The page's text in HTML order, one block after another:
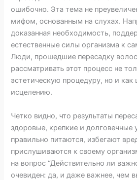
ошибочно. Эта тема не
мифом, основанным на слухах.
доказанная необходимость,
естественные силы организма к
Люди, прошедшие пересадку
рассматривать этот процесс не
эстетическую процедуру, но и как
исцелению.
Четко видно, что результаты
здоровые, крепкие и долговечные
правильно питаются, избегают
прислушиваются к своему
на вопрос “Действительно ли
очевиден: да, и даже важнее, чем